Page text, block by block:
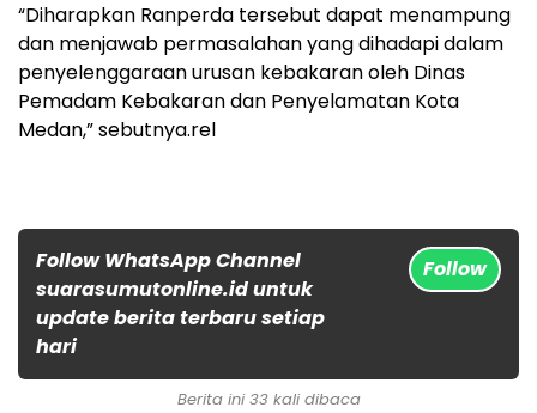
“Diharapkan Ranperda tersebut dapat menampung
dan menjawab permasalahan yang dihadapi dalam
penyelenggaraan urusan kebakaran oleh Dinas
Pemadam Kebakaran dan Penyelamatan Kota
Medan,” sebutnya.rel
Follow WhatsApp Channel
suarasumutonline.id untuk
update berita terbaru setiap
hari
Follow
Berita ini 33 kali dibaca